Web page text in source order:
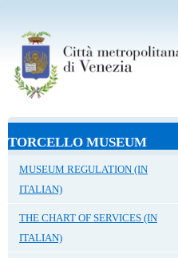
TORCELLO MUSEUM
MUSEUM REGULATION (IN
ITALIAN)
THE CHART OF SERVICES (IN
ITALIAN)